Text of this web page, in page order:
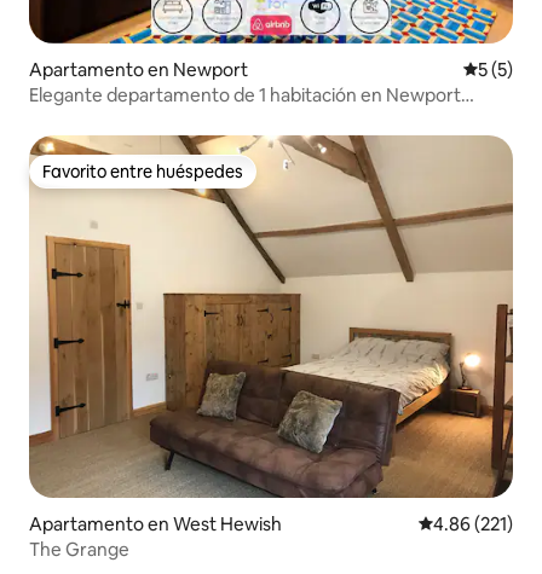
Apartamento en Newport
5 (5)
Elegante departamento de 1 habitación en Newport
Favorito entre huéspedes
Favorito entre huéspedes
Apartamento en West Hewish Calificación
4.86 (221)
The Grange